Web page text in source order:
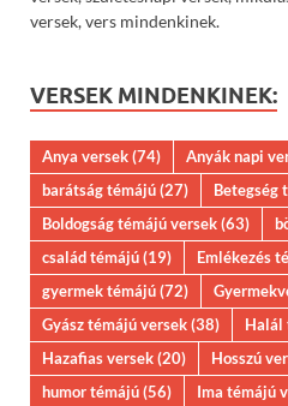
versek, vers mindenkinek.
VERSEK MINDENKINEK:
Anya versek(74) Anyák napi
barátság témájú(27) Betegség
Boldogság témájú versek(63)
család témájú(19) Emlékezés
gyermek témájú(72)
Gyász témájú versek(38) Halál
Hazafias versek(20) Hosszú
humor témájú(56) Ima témájú